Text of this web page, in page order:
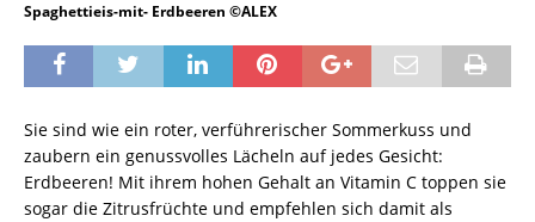
Spaghettieis-mit- Erdbeeren ©ALEX
Sie sind wie ein roter, verführerischer Sommerkuss und
zaubern ein genussvolles Lächeln auf jedes Gesicht:
Erdbeeren! Mit ihrem hohen Gehalt an Vitamin C toppen sie
sogar die Zitrusfrüchte und empfehlen sich damit als